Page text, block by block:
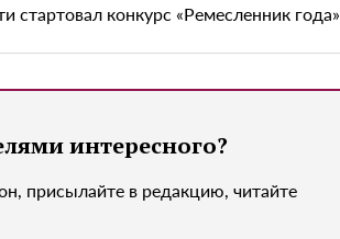
стартовал конкурс «Ремесленник года»
интересного?
присылайте в редакцию, читайте